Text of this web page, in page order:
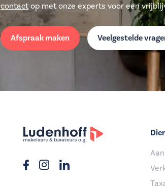
contact op met onze experts voor een
Afspraak maken Veelgestelde